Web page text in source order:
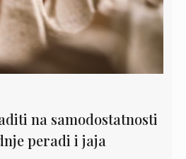
na samodostatnosti
peradi i jaja